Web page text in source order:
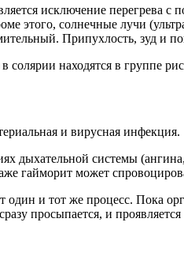
исключение перегрева
этого, солнечные лучи
Припухлость, зуд и
находятся в группе
и вирусная инфекция.
дыхательной системы
гайморит может
и тот же процесс. Пока
просыпается, и проявляется